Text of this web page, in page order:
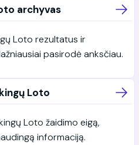
archyvas
Loto rezultatus ir
pasirodė anksčiau.
Loto
Loto žaidimo eigą,
informaciją.